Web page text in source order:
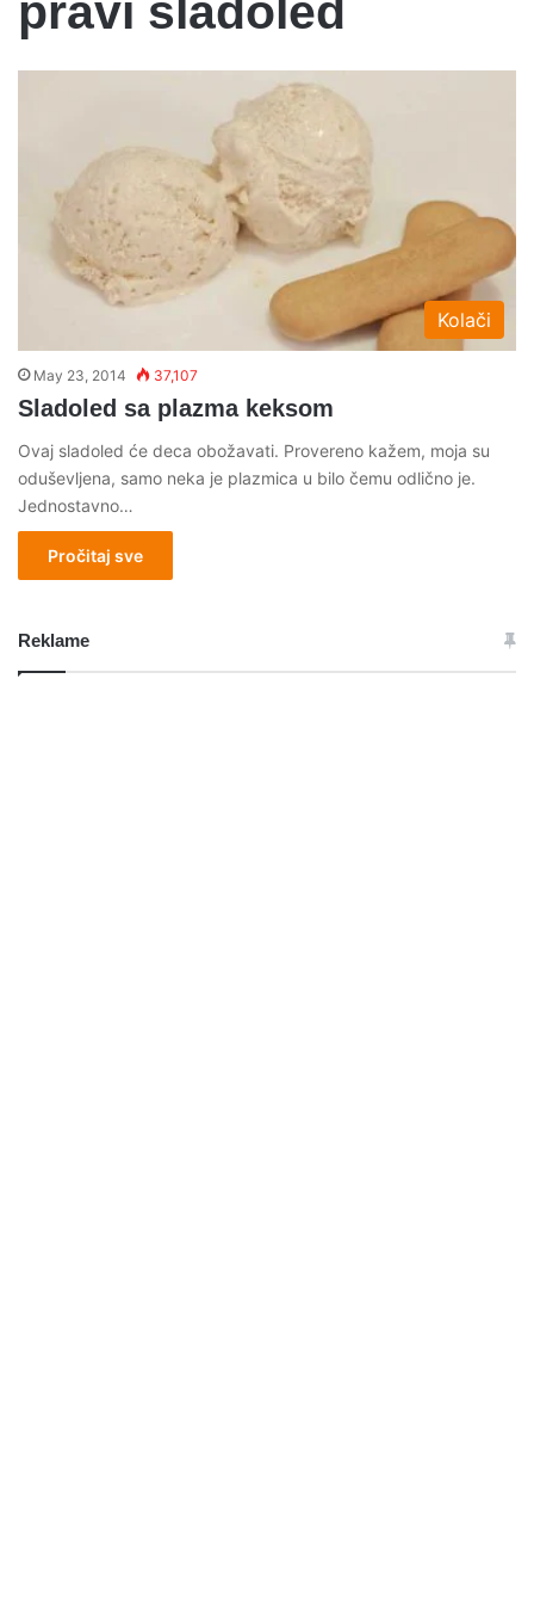
pravi sladoled
Kolači
May 23, 2014 37,107
Sladoled sa plazma keksom
Ovaj sladoled će deca obožavati. Provereno kažem, moja su
oduševljena, samo neka je plazmica u bilo čemu odlično je.
Jednostavno…
Pročitaj sve
Reklame